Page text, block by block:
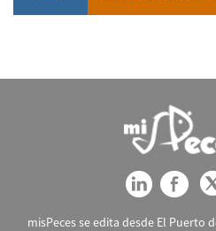
misPeces se edita desde El Puerto